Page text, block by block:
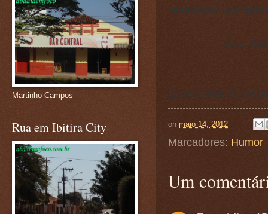
realmente
Ass. Avô,
Conclusão: O
on maio 14, 2012
Marcadores: Humor
Um
Martinho Campos
Rua em Ibitira City